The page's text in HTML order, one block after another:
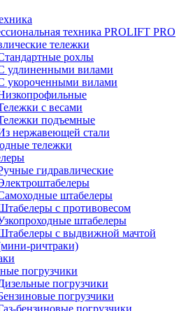
техника PROLIFT PRO
тележки
рохлы
удлиненными вилами
укороченными вилами
с весами
подъемные
нержавеющей стали
тележки
гидравлические
штабелеры
с противовесом
штабелеры
с выдвижной мачтой
ричтраки)
погрузчики
погрузчики
погрузчики
бензиновые погрузчики